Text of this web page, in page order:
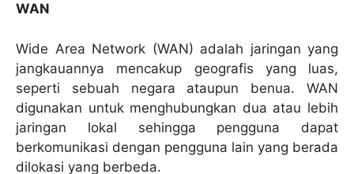
WAN
Wide Area Network (WAN) adalah jaringan yang
jangkauannya mencakup geografis yang luas,
seperti sebuah negara ataupun benua. WAN
digunakan untuk menghubungkan dua atau lebih
jaringan lokal sehingga pengguna dapat
berkomunikasi dengan pengguna lain yang berada
dilokasi yang berbeda.